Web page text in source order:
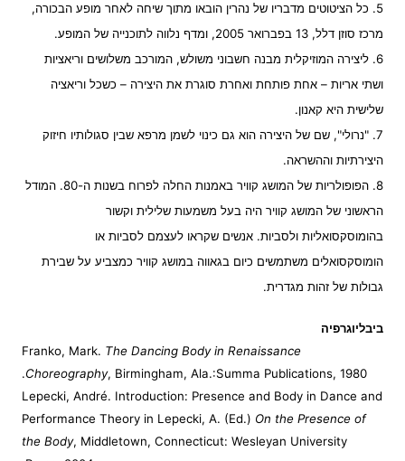
5. כל הציטוטים מדבריו של נהרין הובאו מתוך שיחה לאחר מופע הבכורה,
מרכז סוזן דלל, 13 בפברואר 2005, ומדף נלווה לתוכנייה של המופע.
6. ליצירה המוזיקלית מבנה חשבוני משולש, המורכב משלושים וריאציות
ושתי אריות – אחת פותחת ואחרת סוגרת את היצירה – כשכל וריאציה
שלישית היא קאנון.
7. "נרולי", שם של היצירה הוא גם כינוי לשמן מרפא שבין סגולותיו חיזוק
היצירתיות וההשראה.
8. הפופולריות של המושג קוויר באמנות החלה לפרוח בשנות ה-80. המודל
הראשוני של המושג קוויר היה בעל משמעות שלילית וקשור
בהומוסקסואליות ולסביות. אנשים שקראו לעצמם לסביות או
הומוסקסואלים משתמשים כיום בגאווה במושג קוויר כמצביע על שבירת
גבולות של זהות מגדרית.
ביבליוגרפיה
Franko, Mark. The Dancing Body in Renaissance
Choreography, Birmingham, Ala.:Summa Publications, 1980.
Lepecki, André. Introduction: Presence and Body in Dance and
Performance Theory in Lepecki, A. (Ed.) On the Presence of
the Body, Middletown, Connecticut: Wesleyan University